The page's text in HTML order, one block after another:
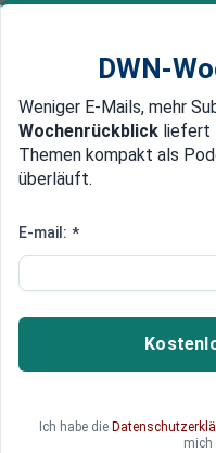
Newsticker MEIN
Edelmetalle
Nach Deutschland
Finnland
für Nord
Finnland hat die
DWN-
Weniger E-Mails, mehr
Wochenrückblick liefert
Themen kompakt als
überläuft.
E-mail: *
Ich habe die
mich